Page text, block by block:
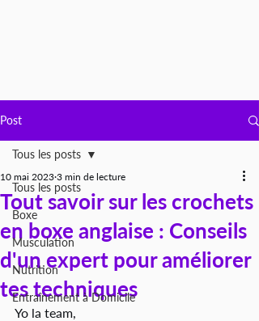
Post
Tous les posts
Boxe
Musculation
Nutrition
Entraînement à Domicile
Tous les posts
Tout savoir sur les crochets
en boxe anglaise : Conseils
d'un expert pour améliorer
tes techniques
10 mai 2023 3 min de lecture
Yo la team,